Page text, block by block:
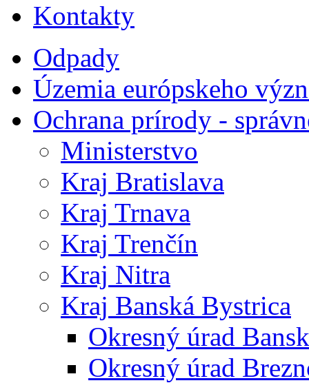
Kontakty
Odpady
Územia európskeho
Ochrana prírody -
Ministerstvo
Kraj Bratislava
Kraj Trnava
Kraj Trenčín
Kraj Nitra
Kraj Banská Bystrica
Okresný úrad
Okresný úrad